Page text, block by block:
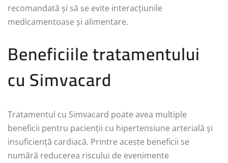
recomandată și să se evite interacțiunile
medicamentoase și alimentare.
Beneficiile tratamentului
cu Simvacard
Tratamentul cu Simvacard poate avea multiple
beneficii pentru pacienții cu hipertensiune arterială și
insuficiență cardiacă. Printre aceste beneficii se
numără reducerea riscului de evenimente